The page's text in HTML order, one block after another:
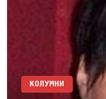
KОЛУМНИ